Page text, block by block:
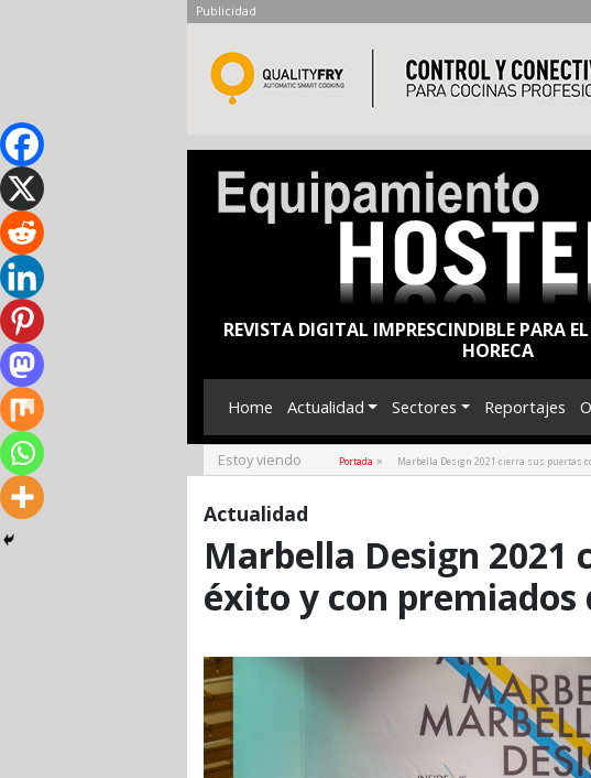
Publicidad
REVISTA DIGITAL IMPRESCINDIBLE PARA
HORECA
Home Actualidad Sectores Reportajes
Estoy viendo Portada » Marbella Design 2021 cierra sus puertas
Actualidad
Marbella Design 2021
éxito y con premiados